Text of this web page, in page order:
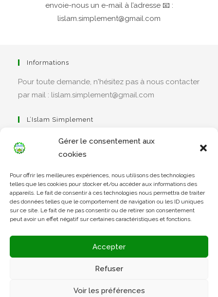
Gérer le consentement aux
cookies
Pour offrir les meilleures expériences, nous utilisons des technologies
telles que les cookies pour stocker et/ou accéder aux informations des
appareils. Le fait de consentir à ces technologies nous permettra de traiter
des données telles que le comportement de navigation ou les ID uniques
sur ce site. Le fait de ne pas consentir ou de retirer son consentement
peut avoir un effet négatif sur certaines caractéristiques et fonctions.
Accepter
Refuser
Voir les préférences
envoie-nous un e-mail à l’adresse 📧 :
lislam.simplement@gmail.com
Informations
Pour toute demande, n'hésitez pas à nous contacter
par mail : lislam.simplement@gmail.com
L’Islam Simplement
dans
un
nouvel
onglet
Apprendre Le Coran Simplement